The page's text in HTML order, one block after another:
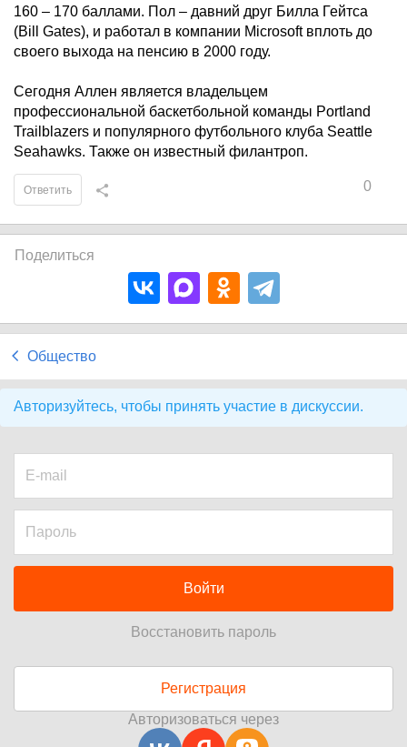
160 – 170 баллами. Пол – давний друг Билла Гейтса
(Bill Gates), и работал в компании Microsoft вплоть до
своего выхода на пенсию в 2000 году.
Сегодня Аллен является владельцем
профессиональной баскетбольной команды Portland
Trailblazers и популярного футбольного клуба Seattle
Seahawks. Также он известный филантроп.
0
Ответить
Поделиться
Общество
Авторизуйтесь, чтобы принять участие в дискуссии.
Войти
Восстановить пароль
Регистрация
Авторизоваться через